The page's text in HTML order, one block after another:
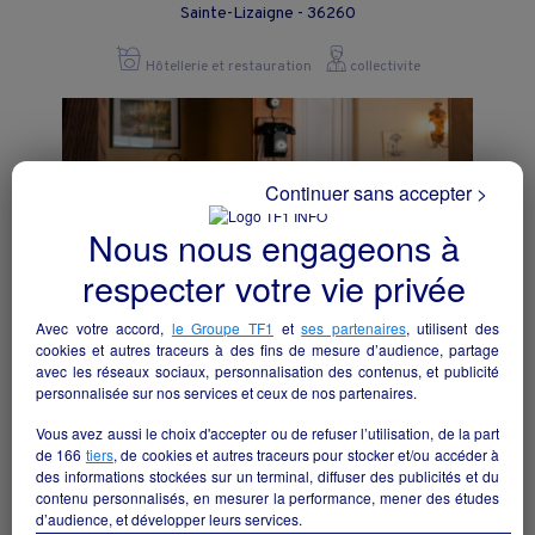
Sainte-Lizaigne - 36260
Hôtellerie et restauration collectivite
seconde vie à un établissement
emblématique au cœur de la Sologne.
Brinon-sur-Sauldre - 18410
Nous nous engageons à
respecter votre vie privée
Avec votre accord, le Groupe TF1 etses partenaires, utilisent des
cookies et autres traceurs à des fins de mesure d’audience, partage
avec les réseaux sociaux, personnalisation des contenus, et publicité
personnalisée sur nos services et ceux de nos partenaires.
Vous avez aussi le choix d'accepter ou de refuser l’utilisation, de la part
de 166 tiers, de cookies et autres traceurs pour stocker et/ou accéder à
des informations stockées sur un terminal, diffuser des publicités et du
contenu personnalisés, en mesurer la performance, mener des études
d’audience, et développer leurs services.
Continuer sans accepter >